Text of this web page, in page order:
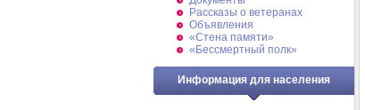
Рассказы о ветеранах
Объявления
«Стена памяти»
«Бессмертный полк»
Информация для населения